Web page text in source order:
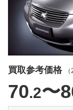
買取参考価格 （
70.2〜